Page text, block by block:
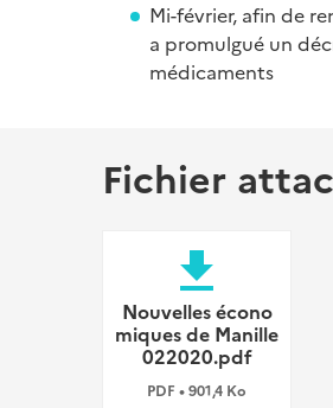
Mi-février, afin de
a promulgué un
médicaments
Fichier
file_download
Nouvelles écono
miques de Manille
022020.pdf
PDF • 901,4 Ko